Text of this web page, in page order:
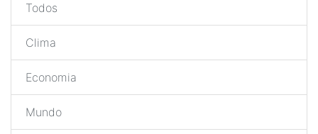
Todos
Clima
Economia
Mundo